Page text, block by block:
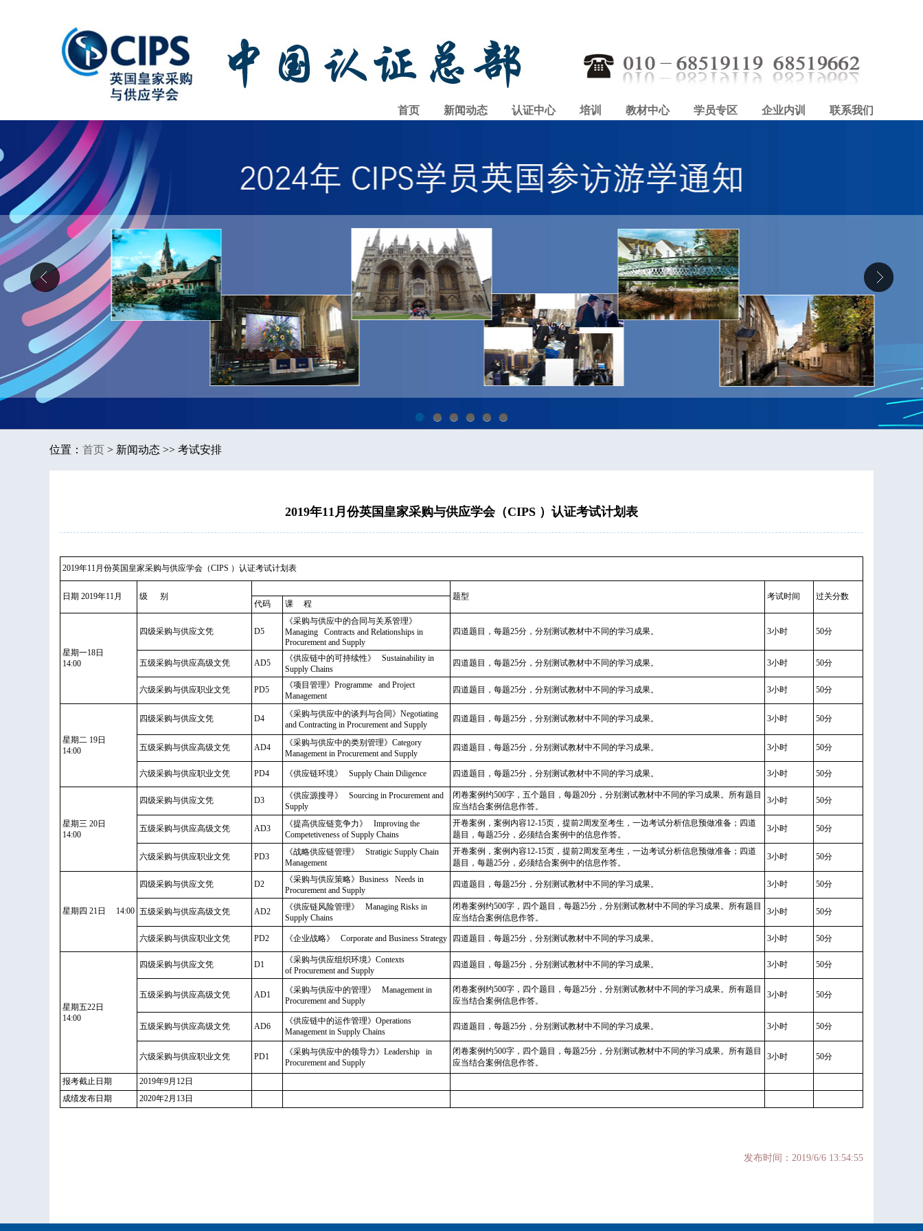
首页 新闻动态 认证中心 培训 教材中心 学员专区 企业内训 联系我们
1 2 3 4 5 6
位置： 首页 > 新闻动态 >> 考试安排
2019年11月份英国皇家采购与供应学会（CIPS ）认证考试计划表
2019年11月份英国皇家采购与供应学会（CIPS ）认证考试计划表
日期 2019年11月 级 别 题型 考试时间 过关分数
代码 课 程
星期一18日
14:00
四级采购与供应文凭 D5
《采购与供应中的合同与关系管理》
Managing Contracts and Relationships in
Procurement and Supply
四道题目，每题25分，分别测试教材中不同的学习成果。 3小时 50分
五级采购与供应高级文凭 AD5
《供应链中的可持续性》 Sustainability in
Supply Chains
四道题目，每题25分，分别测试教材中不同的学习成果。 3小时 50分
六级采购与供应职业文凭 PD5
《项目管理》Programme and Project
Management
四道题目，每题25分，分别测试教材中不同的学习成果。 3小时 50分
星期二 19日
14:00
四级采购与供应文凭 D4
《采购与供应中的谈判与合同》Negotiating
and Contracting in Procurement and Supply
四道题目，每题25分，分别测试教材中不同的学习成果。 3小时 50分
五级采购与供应高级文凭 AD4
《采购与供应中的类别管理》Category
Management in Procurement and Supply
四道题目，每题25分，分别测试教材中不同的学习成果。 3小时 50分
六级采购与供应职业文凭 PD4 《供应链环境》 Supply Chain Diligence 四道题目，每题25分，分别测试教材中不同的学习成果。 3小时 50分
星期三 20日
14:00
四级采购与供应文凭 D3
《供应源搜寻》 Sourcing in Procurement and
Supply
闭卷案例约500字，五个题目，每题20分，分别测试教材中不同的学习成果。所有题目
应当结合案例信息作答。
3小时 50分
五级采购与供应高级文凭 AD3
《提高供应链竞争力》 Improving the
Competetiveness of Supply Chains
开卷案例，案例内容12-15页，提前2周发至考生，一边考试分析信息预做准备；四道
题目，每题25分，必须结合案例中的信息作答。
3小时 50分
六级采购与供应职业文凭 PD3
《战略供应链管理》 Stratigic Supply Chain
Management
开卷案例，案例内容12-15页，提前2周发至考生，一边考试分析信息预做准备；四道
题目，每题25分，必须结合案例中的信息作答。
3小时 50分
星期四 21日 14:00
四级采购与供应文凭 D2
《采购与供应策略》Business Needs in
Procurement and Supply
四道题目，每题25分，分别测试教材中不同的学习成果。 3小时 50分
五级采购与供应高级文凭 AD2
《供应链风险管理》 Managing Risks in
Supply Chains
闭卷案例约500字，四个题目，每题25分，分别测试教材中不同的学习成果。所有题目
应当结合案例信息作答。
3小时 50分
六级采购与供应职业文凭 PD2 《企业战略》 Corporate and Business Strategy 四道题目，每题25分，分别测试教材中不同的学习成果。 3小时 50分
星期五22日
14:00
四级采购与供应文凭 D1
《采购与供应组织环境》Contexts
of Procurement and Supply
四道题目，每题25分，分别测试教材中不同的学习成果。 3小时 50分
五级采购与供应高级文凭 AD1
《采购与供应中的管理》 Management in
Procurement and Supply
闭卷案例约500字，四个题目，每题25分，分别测试教材中不同的学习成果。所有题目
应当结合案例信息作答。
3小时 50分
五级采购与供应高级文凭 AD6
《供应链中的运作管理》Operations
Management in Supply Chains
四道题目，每题25分，分别测试教材中不同的学习成果。 3小时 50分
六级采购与供应职业文凭 PD1
《采购与供应中的领导力》Leadership in
Procurement and Supply
闭卷案例约500字，四个题目，每题25分，分别测试教材中不同的学习成果。所有题目
应当结合案例信息作答。
3小时 50分
报考截止日期
2019年9月12日
成绩发布日期
2020年2月13日
发布时间：2019/6/6 13:54:55